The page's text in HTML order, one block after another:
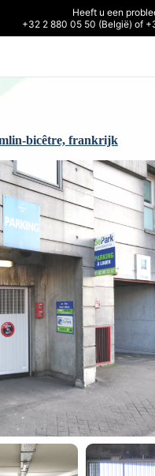
Heeft u een
+32 2 880 05 50 (België) of
bicêtre, frankrijk